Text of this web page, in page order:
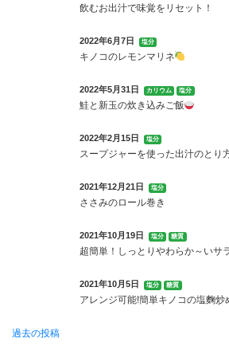
飲むお出汁で味覚をリセット！
2022年6月7日 塩分
キノコのレモンマリネ
2022年5月31日 カリウム 塩分
鮭と新玉の炊き込みご飯
2022年2月15日 塩分
スープジャーを使った出汁のとり
2021年12月21日 塩分
ささみのロール巻き
2021年10月19日 塩分 糖質
超簡単！しっとりやわらか～いサ
2021年10月5日 塩分 糖質
アレンジ可能!簡単キノコの塩麴炒
過去の投稿